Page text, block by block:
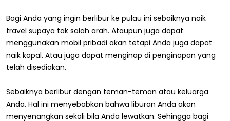
Bagi Anda yang ingin berlibur ke pulau ini sebaiknya naik
travel supaya tak salah arah. Ataupun juga dapat
menggunakan mobil pribadi akan tetapi Anda juga dapat
naik kapal. Atau juga dapat menginap di penginapan yang
telah disediakan.
Sebaiknya berlibur dengan teman-teman atau keluarga
Anda. Hal ini menyebabkan bahwa liburan Anda akan
menyenangkan sekali bila Anda lewatkan. Sehingga bagi